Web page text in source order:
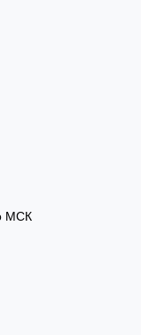
МСК